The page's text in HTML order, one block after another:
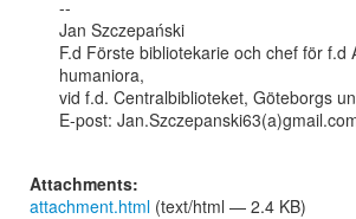
--
Jan Szczepański
F.d Förste bibliotekarie och chef för f.d
humaniora,
vid f.d. Centralbiblioteket, Göteborgs
E-post:
Attachments:
attachment.html (text/html — 2.4 KB)